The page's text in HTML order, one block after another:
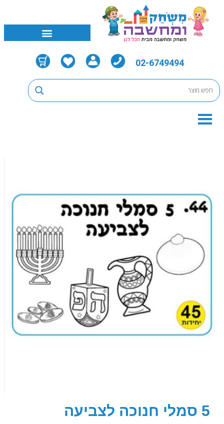
02-6749494
5 סמלי חנוכה לצביעה